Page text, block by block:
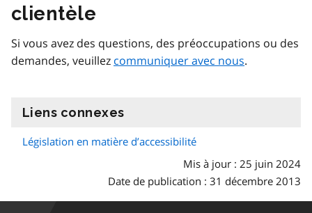
clientèle
Si vous avez des questions, des préoccupations ou des
demandes, veuillez communiquer avec nous.
Liens connexes
Législation en matière d’accessibilité
Mis à jour : 25 juin 2024
Date de publication : 31 décembre 2013